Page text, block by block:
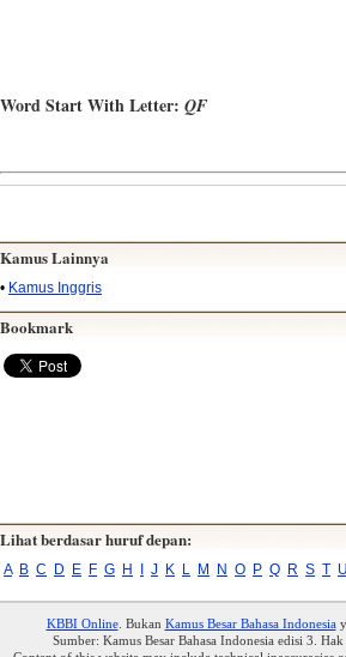
Word Start With Letter: QF
Kamus Lainnya
• Kamus Inggris
Bookmark
Lihat berdasar huruf depan:
A B C D E F G H J K L M N O P Q R S T U
KBBI Online. Bukan Kamus Besar Bahasa Indonesia
Sumber: Kamus Besar Bahasa Indonesia edisi 3. Hak